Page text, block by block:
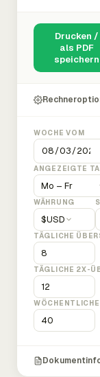
Drucken /
als PDF
speichern
WOCHE VOM
ANGEZEIGTE
WÄHRUNG
$USD
TÄGLICHE
TÄGLICHE 2X-